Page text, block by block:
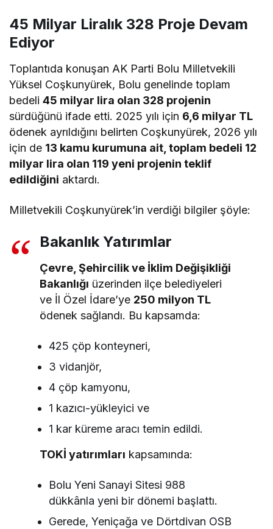
45 Milyar Liralık 328 Proje Devam
Ediyor
Toplantıda konuşan AK Parti Bolu Milletvekili
Yüksel Coşkunyürek, Bolu genelinde toplam
bedeli45 milyar lira olan 328 projenin
sürdüğünü ifade etti. 2025 yılı için 6,6 milyar TL
ödenek ayrıldığını belirten Coşkunyürek, 2026 yılı
için de 13 kamu kurumuna ait, toplam bedeli 12
milyar lira olan 119 yeni projenin teklif
edildiğini aktardı.
Milletvekili Coşkunyürek’in verdiği bilgiler şöyle:
Bakanlık Yatırımlar
Çevre, Şehircilik ve İklim Değişikliği
Bakanlığı üzerinden ilçe belediyeleri
ve İl Özel İdare’ye 250 milyon TL
ödenek sağlandı. Bu kapsamda:
425 çöp konteyneri,
3 vidanjör,
4 çöp kamyonu,
1 kazıcı-yükleyici ve
1 kar küreme aracı temin edildi.
TOKİ yatırımları kapsamında:
Bolu Yeni Sanayi Sitesi 988
dükkânla yeni bir dönemi başlattı.
Gerede, Yeniçağa ve Dörtdivan OSB